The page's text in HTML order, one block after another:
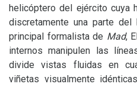
helicóptero del ejército cuya
discretamente una parte
principal formalista de Mad,
internos manipulen las
divide vistas fluidas en
viñetas visualmente